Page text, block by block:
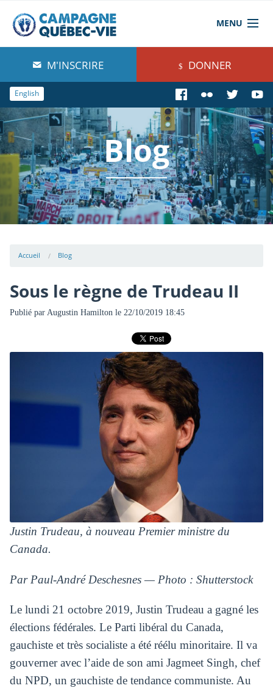
MENU
À propos de nous
Blog
Comprendre
Agir
Boutique
M'INSCRIRE DONNER
English
Blog
Accueil Blog
Sous le règne de Trudeau II
Publié par Augustin Hamilton le 22/10/2019 18:45
Justin Trudeau, à nouveau Premier ministre du
Canada.
Par Paul-André Deschesnes — Photo : Shutterstock
Le lundi 21 octobre 2019, Justin Trudeau a gagné les
élections fédérales. Le Parti libéral du Canada,
gauchiste et très socialiste a été réélu minoritaire. Il va
gouverner avec l’aide de son ami Jagmeet Singh, chef
du NPD, un gauchiste de tendance communiste. Au